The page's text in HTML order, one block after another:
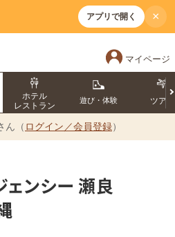
アプリで開く ×
マイページ
ホテル
レストラン
遊び・体験 ツアー
ん（ ログイン／会員登録）
ェンシー 瀬良